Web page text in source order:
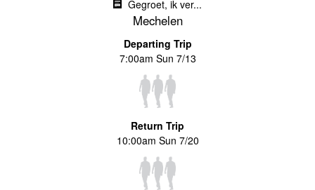
Gegroet, ik ver...
Mechelen
Departing Trip
7:00am Sun 7/13
Return Trip
10:00am Sun 7/20